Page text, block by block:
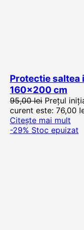
Protectie saltea
160×200 cm
95,00lei Prețul
curent este: 76,00
Citește mai mult
-29% Stoc epuizat